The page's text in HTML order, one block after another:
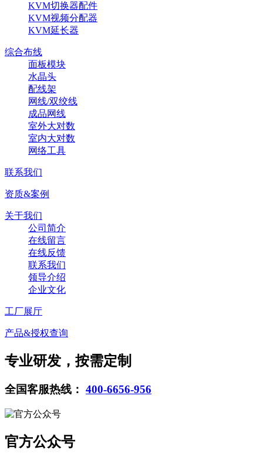
KVM切换器配件
KVM视频分配器
KVM延长器
综合布线
面板模块
水晶头
配线架
网线/双绞线
成品网线
室外大对数
室内大对数
网络工具
联系我们
资质&案例
关于我们
公司简介
在线留言
在线反馈
联系我们
领导介绍
企业文化
工厂展厅
产品&授权查询
专业研发，按需定制
全国客服热线： 400-6656-956
官方公众号